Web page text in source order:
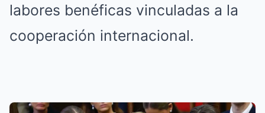
labores benéficas vinculadas a la
cooperación internacional.